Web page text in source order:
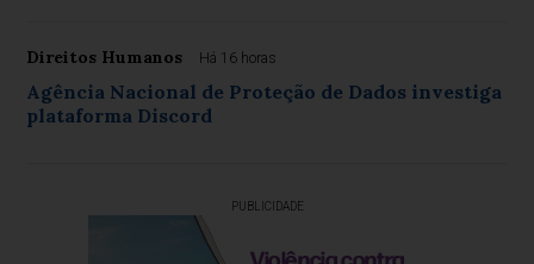
Direitos Humanos Há 16 horas
Agência Nacional de Proteção de Dados investiga
plataforma Discord
PUBLICIDADE